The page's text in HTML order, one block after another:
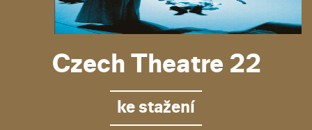
Czech Theatre 22
ke stažení